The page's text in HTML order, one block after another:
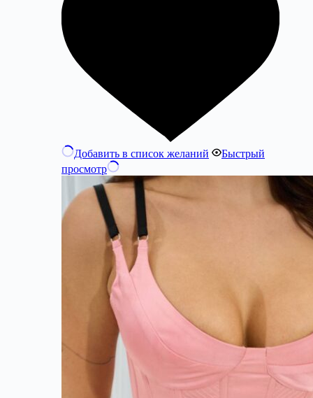
Добавить в список желаний
Быстрый
просмотр